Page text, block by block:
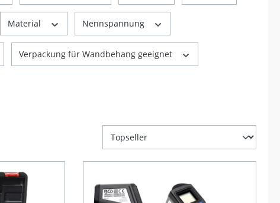
Material Nennspannung
Verpackung für Wandbehang geeignet